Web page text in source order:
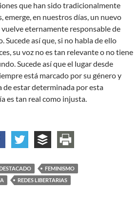
que han sido tradicionalmente
emerge, en nuestros días, un nuevo
eternamente responsable de
Sucede así que, si no habla de ello
su voz no es tan relevante o no tiene
Sucede así que el lugar desde
está marcado por su género y
de estar determinada por esta
es tan real como injusta.
que habitamos
FEMINISMO
REDES LIBERTARIAS